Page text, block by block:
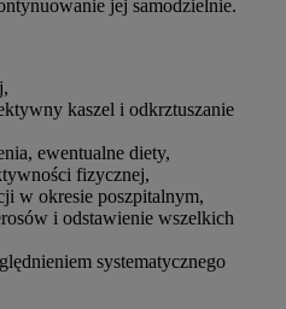
jej samodzielnie.
kaszel i odkrztuszanie
ewentualne diety,
fizycznej,
w okresie poszpitalnym,
i odstawienie wszelkich
systematycznego